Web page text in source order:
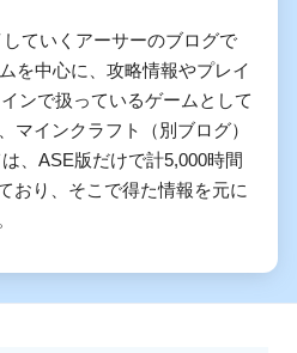
ていくアーサーのブログで
を中心に、攻略情報やプレイ
ンで扱っているゲームとして
マインクラフト（別ブログ）
、ASE版だけで計5,000時間
おり、そこで得た情報を元に